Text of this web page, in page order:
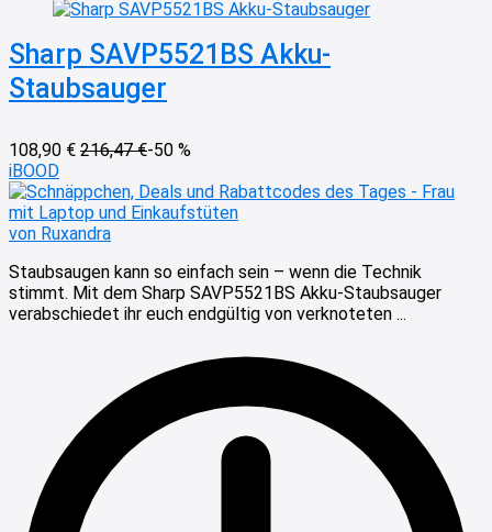
Sharp SAVP5521BS Akku-
Staubsauger
108,90 € 216,47 €-50 %
iBOOD
von Ruxandra
Staubsaugen kann so einfach sein – wenn die Technik
stimmt. Mit dem Sharp SAVP5521BS Akku-Staubsauger
verabschiedet ihr euch endgültig von verknoteten ...